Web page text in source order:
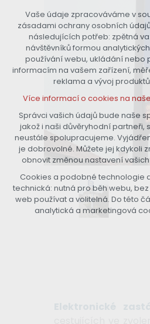
Elektronické
cestujících ve
Technická cookies
nutná pro provozování
udržení kontextu stránek
případná přihlášení, volby
apod.
analytická pro
vyhodnocení návštěvnosti
marketingová cookies
Více informací o cookies na
Přijmout všechny
Odmítnout vše
Vaše údaje zpracováváme v
zásadami ochrany osobních
následujících potřeb: zpětná
návštěvníků formou
používání webu, ukládání nebo
informacím na vašem zařízení,
reklama a vývoj
Více informací o cookies na
Správci vašich údajů bude naše
jakož i naši důvěryhodní partneři,
neustále spolupracujeme.
je dobrovolné. Můžete jej kdykoli
obnovit změnou nastavení
Cookies a podobné technologie
technická: nutná pro běh webu,
web používat a volitelná. Do této
analytická a marketingová